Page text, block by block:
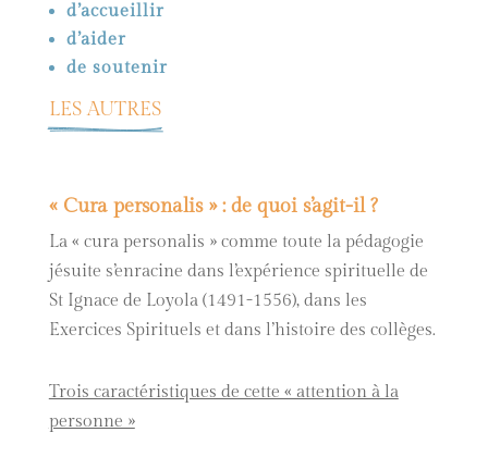
d’accueillir
d’aider
de soutenir
LES AUTRES
« Cura personalis » : de quoi s’agit-il ?
La « cura personalis » comme toute la pédagogie
jésuite s’enracine dans l’expérience spirituelle de
St Ignace de Loyola (1491-1556), dans les
Exercices Spirituels et dans l’histoire des collèges.
Trois caractéristiques de cette « attention à la
personne »